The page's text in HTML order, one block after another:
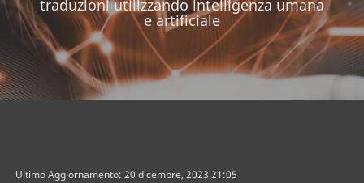
traduzioni utilizzando intelligenza umana
e artificiale
Ultimo Aggiornamento: 20 dicembre, 2023 21:05